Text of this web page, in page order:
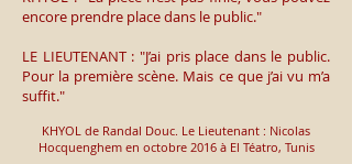
encore prendre place dans le public."
LE LIEUTENANT : "J’ai pris place dans le public.
Pour la première scène. Mais ce que j’ai vu m’a
suffit."
KHYOL de Randal Douc. Le Lieutenant : Nicolas
Hocquenghem en octobre 2016 à El Téatro, Tunis